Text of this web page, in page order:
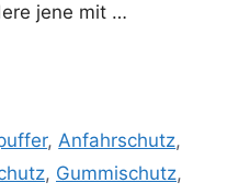
jene mit …
,Anfahrschutz,
, Gummischutz,